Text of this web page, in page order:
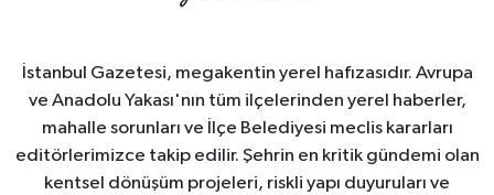
İstanbul Gazetesi, megakentin yerel hafızasıdır. Avrupa
ve Anadolu Yakası'nın tüm ilçelerinden yerel haberler,
mahalle sorunları ve İlçe Belediyesi meclis kararları
editörlerimizce takip edilir. Şehrin en kritik gündemi olan
kentsel dönüşüm projeleri, riskli yapı duyuruları ve